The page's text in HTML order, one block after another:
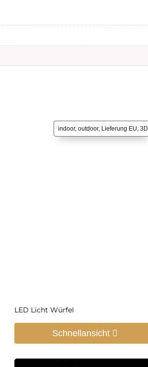
indoor, outdoor, Lieferung EU, 3D
LED Licht Würfel
Schnellansicht